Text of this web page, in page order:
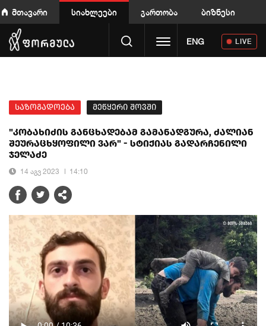
მთავარი სიახლეები გართობა ბიზნესი
Toggle navigation
ENG LIVE
საზოგადოება მეწყერი შოვში
"კობახიძის განცხადებამ გამანადგურა, ძალიან
შეურაცხყოფილი ვარ" - სტიქიას გადარჩენილი
ჯელაძე
14 აგვ 2023 14:10